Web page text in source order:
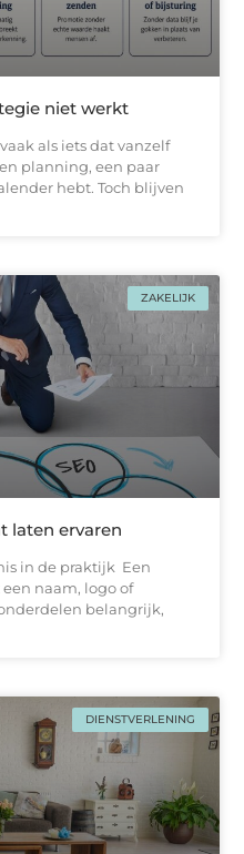
niet werkt
als iets dat vanzelf
planning, een paar
hebt. Toch blijven
ZAKELIJK
laten ervaren
in de praktijk Een
naam, logo of
belangrijk,
DIENSTVERLENING